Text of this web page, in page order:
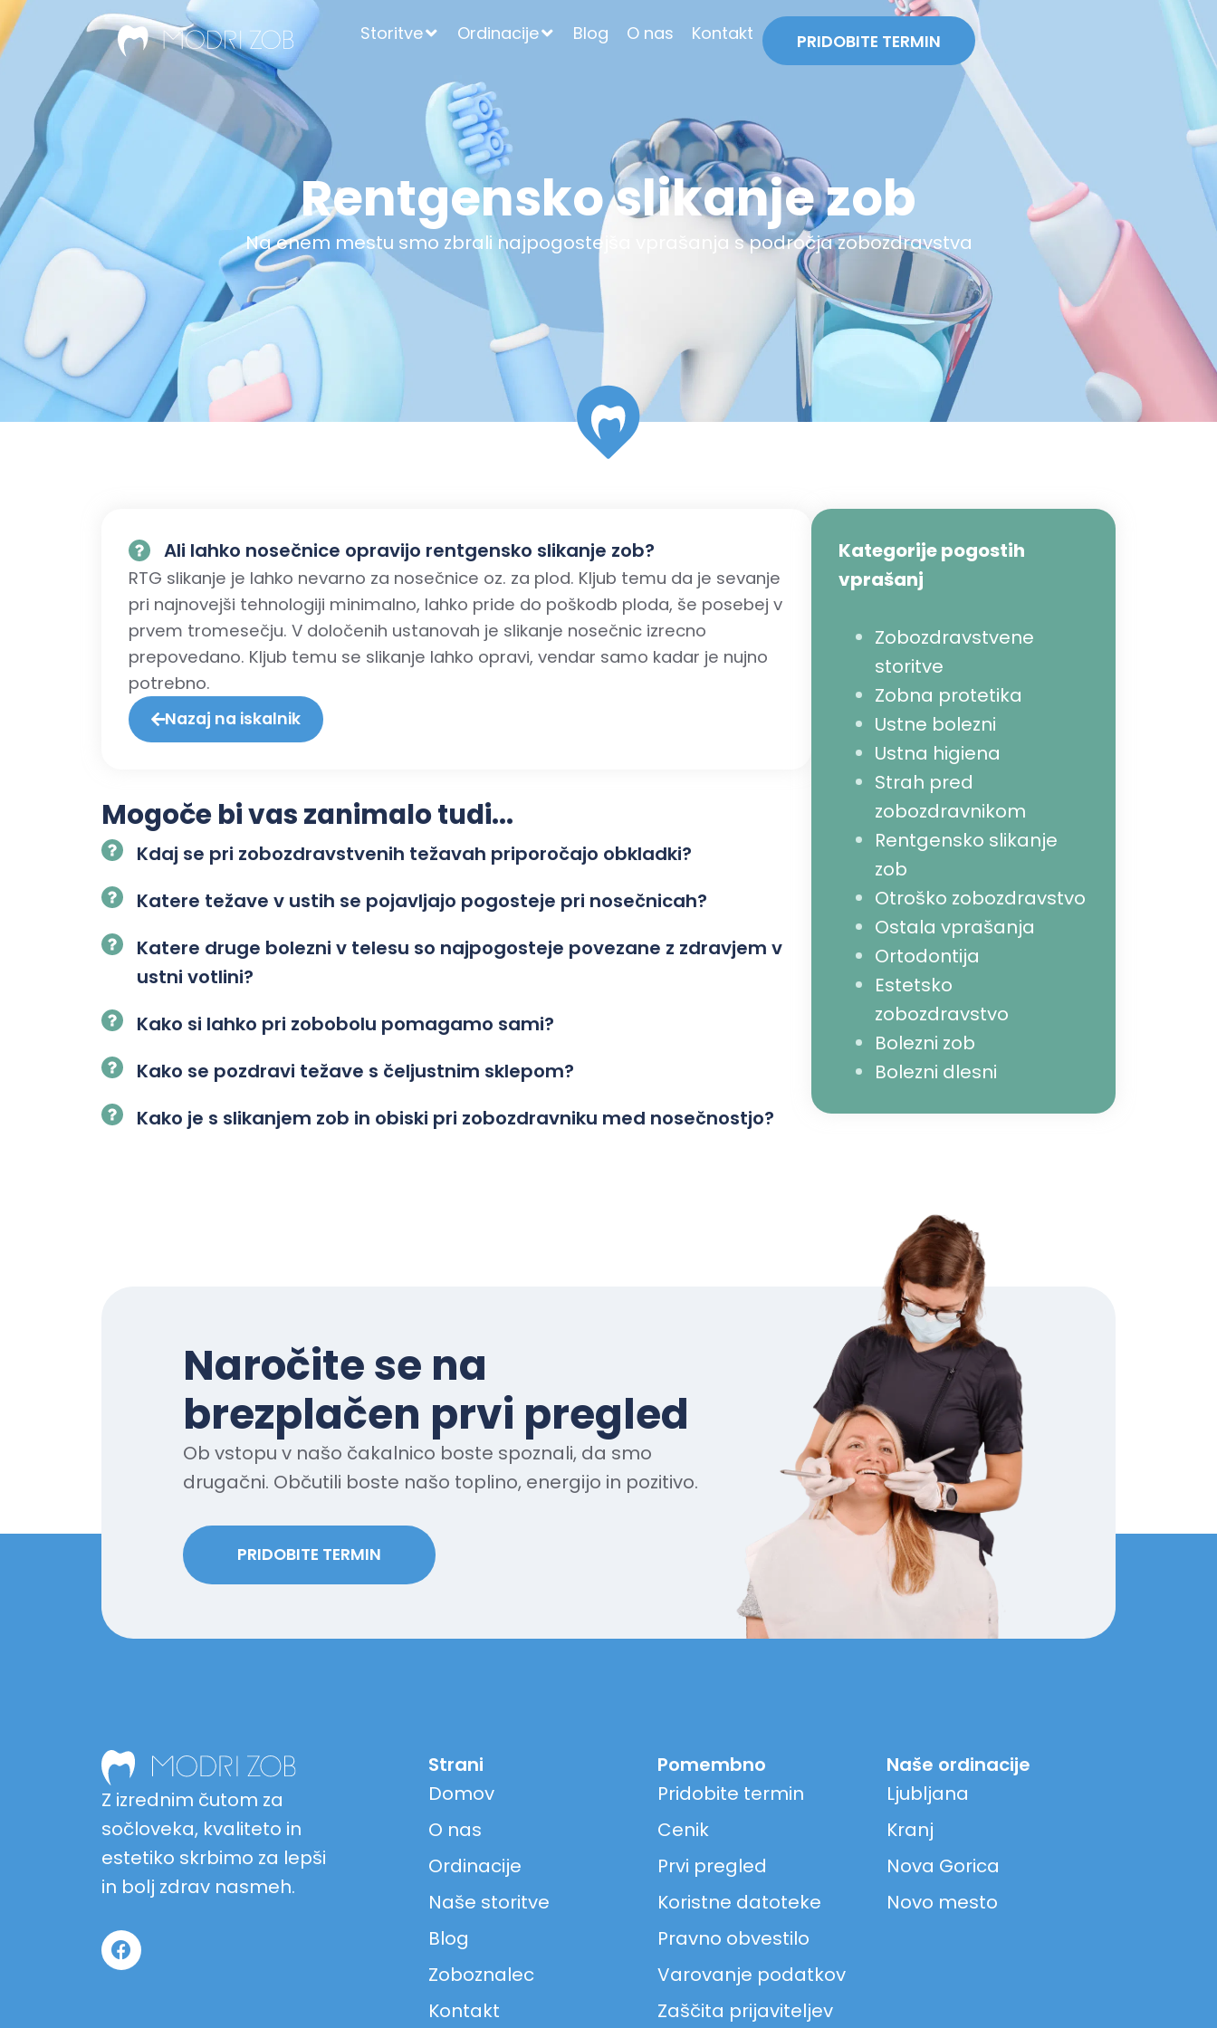
Storitve Ordinacije Blog O nas Kontakt PRIDOBITE TERMIN
Rentgensko slikanje zob
Na enem mestu smo zbrali najpogostejša vprašanja s področja zobozdravstva
Ali lahko nosečnice opravijo rentgensko slikanje zob?
RTG slikanje je lahko nevarno za nosečnice oz. za plod. Kljub temu da je sevanje
pri najnovejši tehnologiji minimalno, lahko pride do poškodb ploda, še posebej v
prvem tromesečju. V določenih ustanovah je slikanje nosečnic izrecno
prepovedano. Kljub temu se slikanje lahko opravi, vendar samo kadar je nujno
potrebno.
Nazaj na iskalnik
Mogoče bi vas zanimalo tudi...
Kdaj se pri zobozdravstvenih težavah priporočajo obkladki?
Katere težave v ustih se pojavljajo pogosteje pri nosečnicah?
Katere druge bolezni v telesu so najpogosteje povezane z zdravjem v
ustni votlini?
Kako si lahko pri zobobolu pomagamo sami?
Kako se pozdravi težave s čeljustnim sklepom?
Kako je s slikanjem zob in obiski pri zobozdravniku med nosečnostjo?
Kategorije pogostih
vprašanj
Zobozdravstvene
storitve
Zobna protetika
Ustne bolezni
Ustna higiena
Strah pred
zobozdravnikom
Rentgensko slikanje
zob
Otroško zobozdravstvo
Ostala vprašanja
Ortodontija
Estetsko
zobozdravstvo
Bolezni zob
Bolezni dlesni
Naročite se na
brezplačen prvi pregled
Ob vstopu v našo čakalnico boste spoznali, da smo
drugačni. Občutili boste našo toplino, energijo in pozitivo.
PRIDOBITE TERMIN
Z izrednim čutom za
sočloveka, kvaliteto in
estetiko skrbimo za lepši
in bolj zdrav nasmeh.
Strani
Domov
O nas
Ordinacije
Naše storitve
Blog
Zoboznalec
Kontakt
Pomembno
Pridobite termin
Cenik
Prvi pregled
Koristne datoteke
Pravno obvestilo
Varovanje podatkov
Zaščita prijaviteljev
Naše ordinacije
Ljubljana
Kranj
Nova Gorica
Novo mesto